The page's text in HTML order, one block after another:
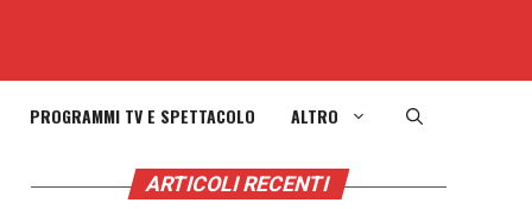
PROGRAMMI TV E SPETTACOLO ALTRO
ARTICOLI RECENTI